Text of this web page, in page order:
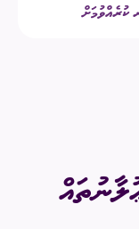
ކުރެއްވުމަށް